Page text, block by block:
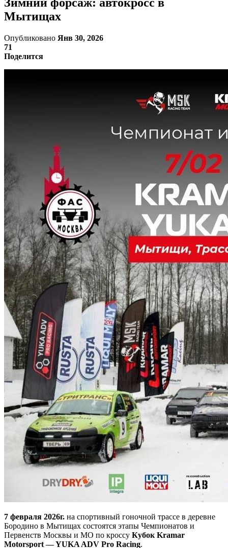
Мытищах
Опубликовано Янв 30, 2026
71
Поделится
7 февраля 2026г. на спортивный гоночной трассе в деревне
Бородино в Мытищах состоятся этапы Чемпионатов и
Первенств Москвы и МО по кроссу Кубок Kramar
Motorsport — YUKA ADV Pro Racing.